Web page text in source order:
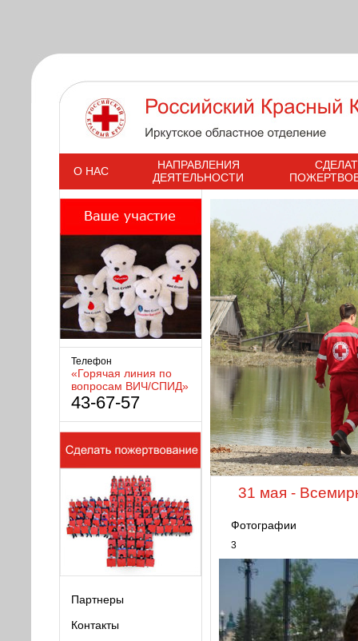
s
О НАС
НАПРАВЛЕНИЯ
ДЕЯТЕЛЬНОСТИ
Телефон
«Горячая линия по
вопросам ВИЧ/СПИД»
43-67-57
Партнеры
Контакты
31 мая -
Фотографии
3